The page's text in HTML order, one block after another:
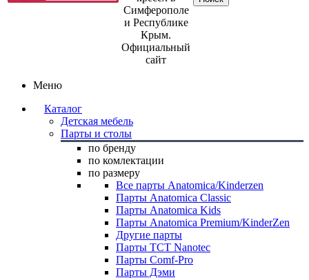
Симферополе
и Республике
Крым.
Официальный
сайт
Меню
Каталог
Детская мебель
Парты и столы
по бренду
по комлектации
по размеру
Все парты Anatomica/Kinderzen
Парты Anatomica Classic
Парты Anatomica Kids
Парты Anatomica Premium/KinderZen
Другие парты
Парты TCT Nanotec
Парты Comf-Pro
Парты Дэми